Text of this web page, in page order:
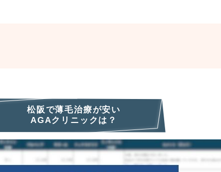
松阪で薄毛治療が安い
AGAクリニックは？